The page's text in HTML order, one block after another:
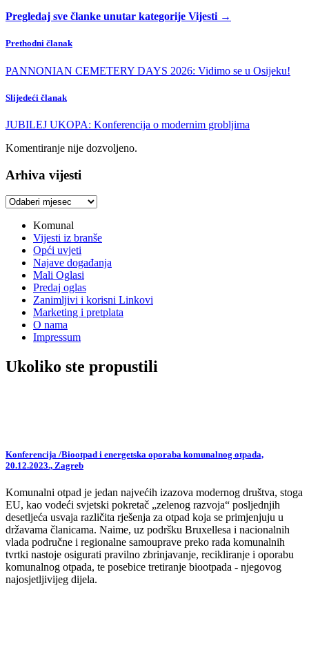
Pregledaj sve članke unutar kategorije Vijesti →
Prethodni članak
PANNONIAN CEMETERY DAYS 2026: Vidimo se u Osijeku!
Slijedeći članak
JUBILEJ UKOPA: Konferencija o modernim grobljima
Komentiranje nije dozvoljeno.
Arhiva vijesti
Arhiva
Komunal
Vijesti iz branše
Opći uvjeti
Najave događanja
Mali Oglasi
Predaj oglas
Zanimljivi i korisni Linkovi
Marketing i pretplata
O nama
Impressum
Ukoliko ste propustili
Konferencija /Biootpad i energetska oporaba komunalnog otpada,
20.12.2023., Zagreb
Komunalni otpad je jedan najvećih izazova modernog društva, stoga
EU, kao vodeći svjetski pokretač „zelenog razvoja“ posljednjih
desetljeća usvaja različita rješenja za otpad koja se primjenjuju u
državama članicama. Naime, uz podršku Bruxellesa i nacionalnih
vlada područne i regionalne samouprave preko rada komunalnih
tvrtki nastoje osigurati pravilno zbrinjavanje, recikliranje i oporabu
komunalnog otpada, te posebice tretiranje biootpada - njegovog
najosjetljivijeg dijela.